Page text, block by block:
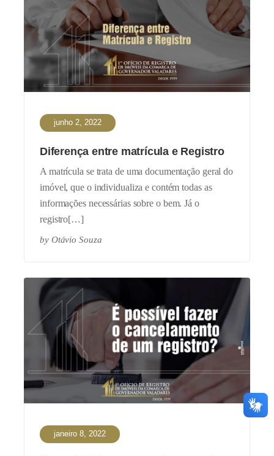
junho 2, 2022
Diferença entre matrícula e Registro
A matrícula se trata de uma documentação geral do
imóvel, que o individualiza e contém todas as
informações necessárias sobre o bem. Já o
registro[…]
by Otávio Souza
janeiro 8, 2022